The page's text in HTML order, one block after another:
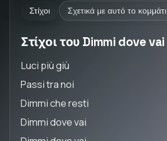
Στίχοι Σχετικά με αυτό το κομμάτι
Στίχοι του Dimmi dove vai
Luci più giù
Passi tra noi
Dimmi che resti
Dimmi dove vai